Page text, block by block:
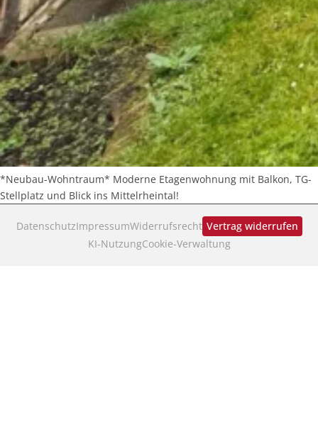
DatenschutzImpressumWiderrufsrecht Vertrag widerrufen
KI‑NutzungCookie-Verwaltung
*Neubau-Wohntraum* Moderne Etagenwohnung mit Balkon, TG-
Stellplatz und Blick ins Mittelrheintal!